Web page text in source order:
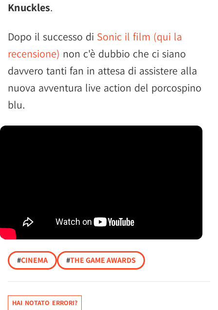
Knuckles.
Dopo il successo di Sonic il film (qui la
recensione) non c'è dubbio che ci siano
davvero tanti fan in attesa di assistere alla
nuova avventura live action del porcospino
blu.
#CINEMA #THE GAME AWARDS
HAI NOTATO ERRORI?